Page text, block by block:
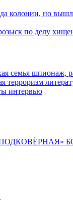
колонии, но
по делу
семья шпионаж,
терроризм
интервью